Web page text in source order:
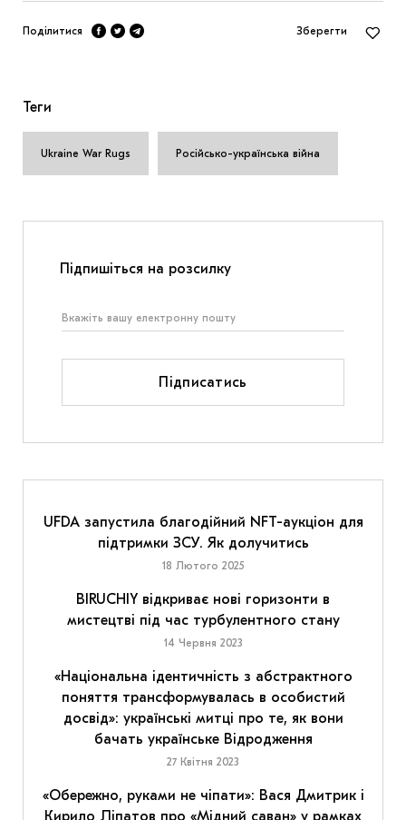
Поділитися Зберегти
Теги
Ukraine War Rugs Російсько-українська війна
Підпишіться на розсилку
Підписатись
UFDA запустила благодійний NFT-аукціон для
підтримки ЗСУ. Як долучитись
18 Лютого 2025
BIRUCHIY відкриває нові горизонти в
мистецтві під час турбулентного стану
14 Червня 2023
«Національна ідентичність з абстрактного
поняття трансформувалась в особистий
досвід»: українські митці про те, як вони
бачать українське Відродження
27 Квітня 2023
«Обережно, руками не чіпати»: Вася Дмитрик і
Кирило Ліпатов про «Мідний саван» у рамках